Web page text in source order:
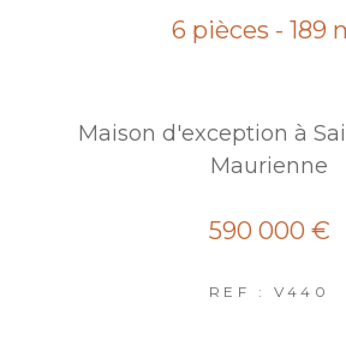
6 pièces - 189
Maison d'exception à
Maurienne
590 000 €
REF : V440